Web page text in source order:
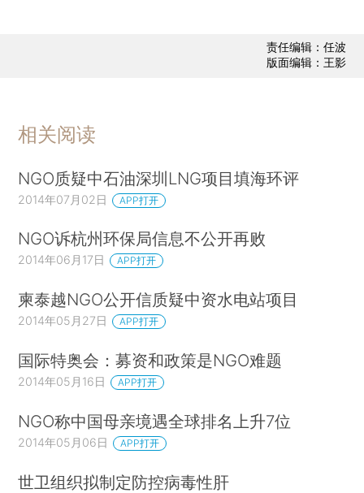
责任编辑：任波
版面编辑：王影
相关阅读
NGO质疑中石油深圳LNG项目填海环评
2014年07月02日 APP打开
NGO诉杭州环保局信息不公开再败
2014年06月17日 APP打开
柬泰越NGO公开信质疑中资水电站项目
2014年05月27日 APP打开
国际特奥会：募资和政策是NGO难题
2014年05月16日 APP打开
NGO称中国母亲境遇全球排名上升7位
2014年05月06日 APP打开
世卫组织拟制定防控病毒性肝